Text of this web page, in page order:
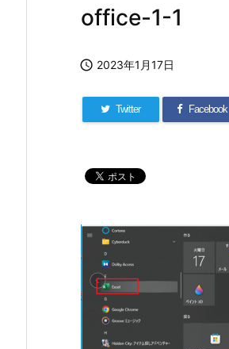
office-1-1
 2023年1月17日
Twitter Facebook